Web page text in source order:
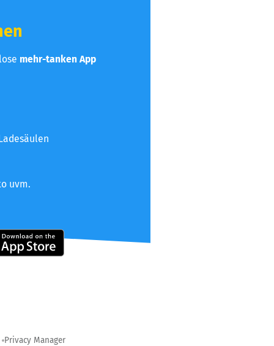
mehr-tanken App
uvm.
Privacy Manager